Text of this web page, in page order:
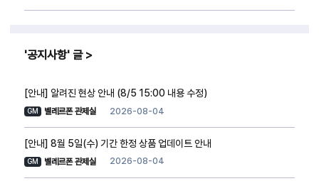
공지사항 글
[안내] 알려진 현상 안내 (8/5 15:00 내용 수정)
GM 벨레르폰 관제실 2026-08-04
[안내] 8월 5일(수) 기간 한정 상품 업데이트 안내
GM 벨레르폰 관제실 2026-08-04